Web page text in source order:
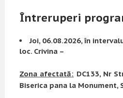
Întreruperi
Joi, 06.08.2026, în
loc. Crivina –
Zona afectată: DC133, Nr
Biserica pana la Monument,